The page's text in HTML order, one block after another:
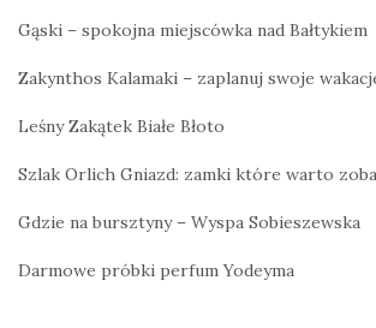
Gąski – spokojna miejscówka nad Bałtykiem
Zakynthos Kalamaki – zaplanuj swoje
Leśny Zakątek Białe Błoto
Szlak Orlich Gniazd: zamki które warto
Gdzie na bursztyny – Wyspa Sobieszewska
Darmowe próbki perfum Yodeyma